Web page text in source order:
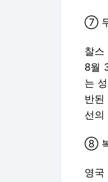
⑦ 두
찰스
8월
는
반된
선의
⑧ 복
영국